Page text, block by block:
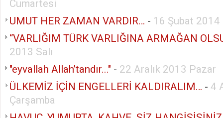
Cumartesi
UMUT HER ZAMAN VARDIR… - 16 Şubat 2014
“VARLIĞIM TÜRK VARLIĞINA ARMAĞAN
2013 Salı
"eyvallah Allah’tandır..." - 22 Aralık 2013 Pazar
ÜLKEMİZ İÇİN ENGELLERİ KALDIRALIM… - 4
Çarşamba